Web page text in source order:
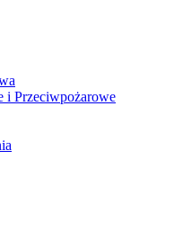
i Przeciwpożarowe